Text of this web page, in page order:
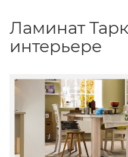
Ламинат
интерьере